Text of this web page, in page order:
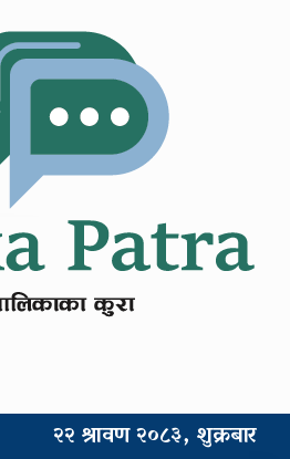
२२ श्रावण २०८३, शुक्रबार